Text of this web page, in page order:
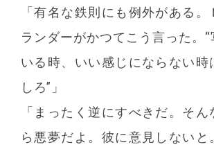
「有名な鉄則にも例外がある。
ランダーがかつてこう言った。
いる時、いい感じにならない時
しろ”」
「まったく逆にすべきだ。そん
ら悪夢だよ。彼に意見しないと